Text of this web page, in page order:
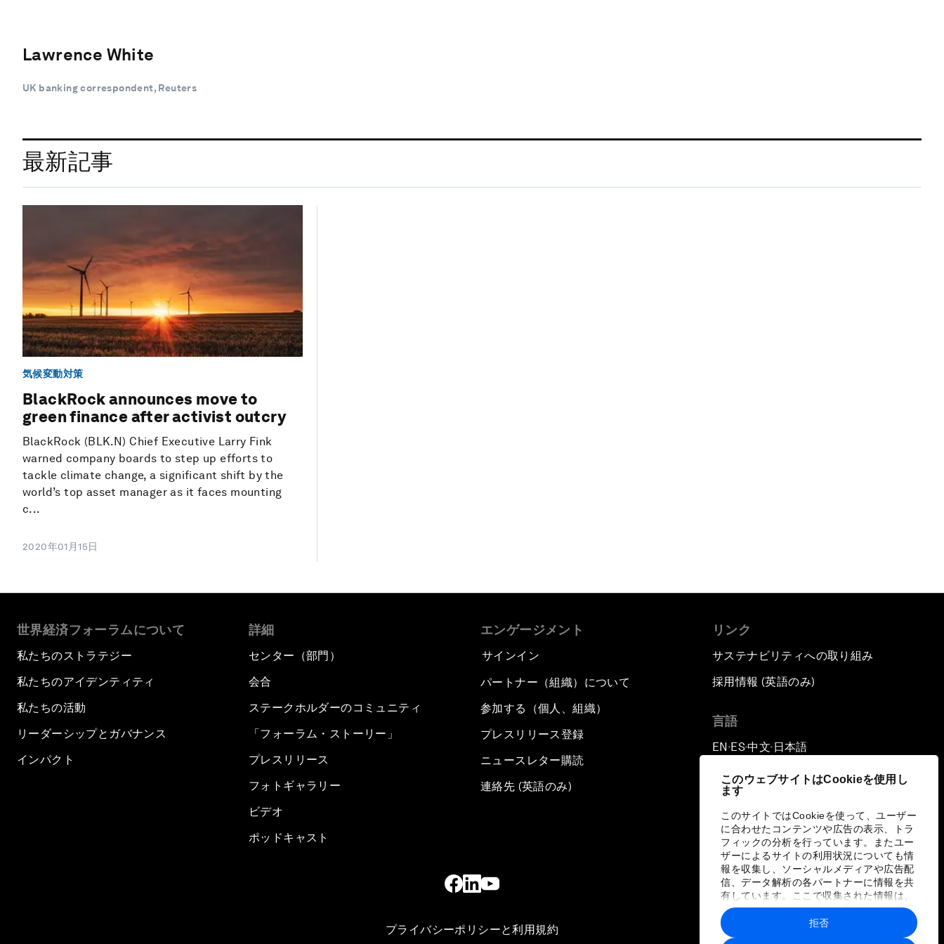
このウェブサイトはCookieを使用し
ます
このサイトではCookieを使って、ユーザー
に合わせたコンテンツや広告の表示、トラ
フィックの分析を行っています。またユー
ザーによるサイトの利用状況についても情
報を収集し、ソーシャルメディアや広告配
信、データ解析の各パートナーに情報を共
有しています。ここで収集された情報は、
ユーザーが各パートナーに提供した他の情
報や各パートナーのサービスを使用した際
に収集された情報と組み合わされ、各パー
拒否
Lawrence White
UK banking correspondent, Reuters
最新記事
気候変動対策
BlackRock announces move to
green finance after activist outcry
BlackRock (BLK.N) Chief Executive Larry Fink
warned company boards to step up efforts to
tackle climate change, a significant shift by the
world’s top asset manager as it faces mounting
c...
2020年01月15日
世界経済フォーラムについて
私たちのストラテジー
私たちのアイデンティティ
私たちの活動
リーダーシップとガバナンス
インパクト
詳細
センター（部門）
会合
ステークホルダーのコミュニティ
「フォーラム・ストーリー」
プレスリリース
フォトギャラリー
ビデオ
ポッドキャスト
エンゲージメント
サインイン
パートナー（組織）について
参加する（個人、組織）
プレスリリース登録
ニュースレター購読
連絡先 (英語のみ)
リンク
サステナビリティへの取り組み
採用情報 (英語のみ)
言語
EN ▪ ES▪中文▪ 日本語
プライバシーポリシーと利用規約